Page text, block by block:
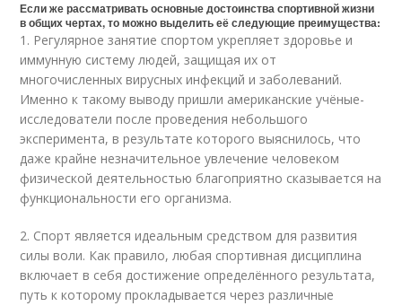
Если же рассматривать основные достоинства спортивной жизни
в общих чертах, то можно выделить её следующие преимущества:
1. Регулярное занятие спортом укрепляет здоровье и
иммунную систему людей, защищая их от
многочисленных вирусных инфекций и заболеваний.
Именно к такому выводу пришли американские учёные-
исследователи после проведения небольшого
эксперимента, в результате которого выяснилось, что
даже крайне незначительное увлечение человеком
физической деятельностью благоприятно сказывается на
функциональности его организма.
2. Спорт является идеальным средством для развития
силы воли. Как правило, любая спортивная дисциплина
включает в себя достижение определённого результата,
путь к которому прокладывается через различные